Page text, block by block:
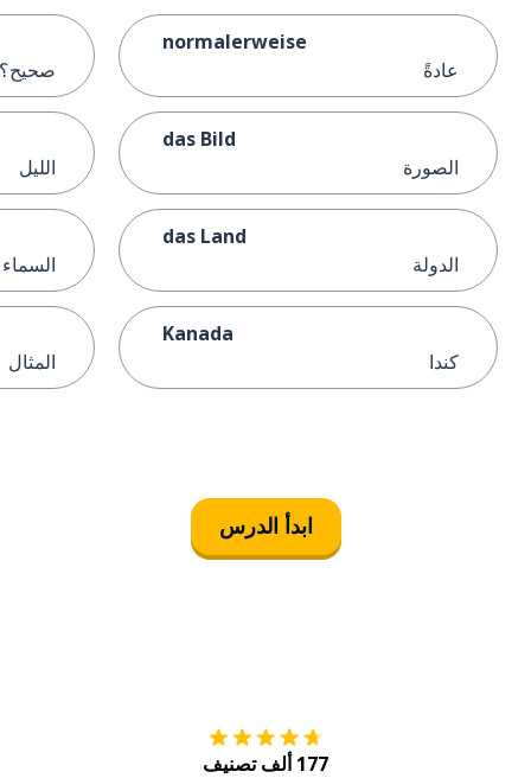
normalerweise
عادةً
das Bild
الصورة
das Land
الدولة
Kanada
كندا
الليل
السماء
المثال
ابدأ الدرس
177 ألف تصنيف